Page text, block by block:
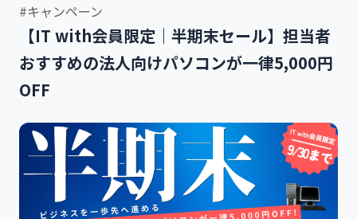
#キャンペーン
【IT with会員限定｜半期末セール】担当者
おすすめの法人向けパソコンが一律5,000円
OFF